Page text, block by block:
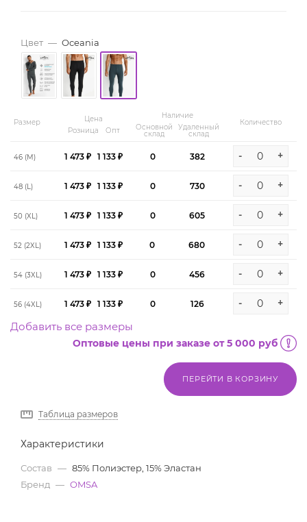
Цвет — Oceania
Размер
Цена
Розница
Опт
Наличие
Основной
склад
Удаленный
склад
Количество
46 (M) 1 473 ₽ 1 133 ₽ 0 382 - +
48 (L) 1 473 ₽ 1 133 ₽ 0 730 - +
50 (XL) 1 473 ₽ 1 133 ₽ 0 605 - +
52 (2XL) 1 473 ₽ 1 133 ₽ 0 680 - +
54 (3XL) 1 473 ₽ 1 133 ₽ 0 456 - +
56 (4XL) 1 473 ₽ 1 133 ₽ 0 126 - +
Добавить все размеры
Оптовые цены при заказе от 5 000 руб
ПЕРЕЙТИ В КОРЗИНУ
Таблица размеров
Характеристики
Состав — 85% Полиэстер, 15% Эластан
Бренд — OMSA